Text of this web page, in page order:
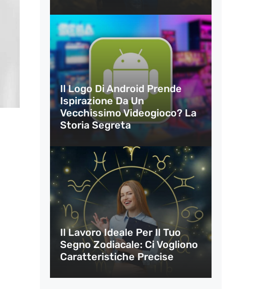
Il Logo Di Android Prende
Ispirazione Da Un
Vecchissimo Videogioco? La
Storia Segreta
Il Lavoro Ideale Per Il Tuo
Segno Zodiacale: Ci Vogliono
Caratteristiche Precise